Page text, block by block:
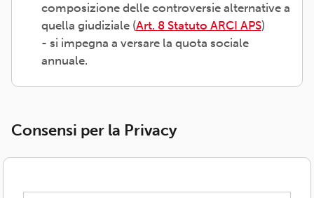
composizione delle controversie alternative a
quella giudiziale (Art. 8 Statuto ARCI APS)
- si impegna a versare la quota sociale
annuale.
Consensi per la Privacy